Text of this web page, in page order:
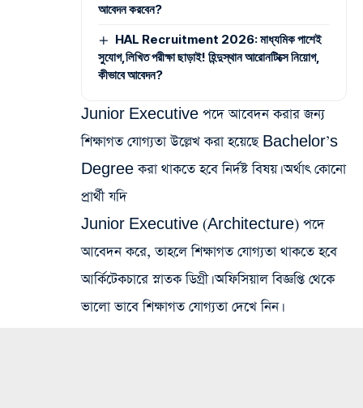
আবেদন করবেন?
HAL Recruitment 2026: মাধ্যমিক পাশেই
সুযোগ,লিখিত পরীক্ষা ছাড়াই! হিন্দুস্থান আরোনটিক্সে নিয়োগ,
কীভাবে আবেদন?
Junior Executive পদে আবেদন করার জন্য
শিক্ষাগত যোগ্যতা উল্লেখ করা হয়েছে Bachelor’s
Degree করা থাকতে হবে নির্দষ্ট বিষয়। অর্থাৎ কোনো
প্রার্থী যদি
Junior Executive (Architecture) পদে
আবেদন করে, তাহলে শিক্ষাগত যোগ্যতা থাকতে হবে
আর্কিটেকচারে স্নাতক ডিগ্রী। অফিসিয়াল বিজ্ঞপ্তি থেকে
ভালো ভাবে শিক্ষাগত যোগ্যতা দেখে নিন।